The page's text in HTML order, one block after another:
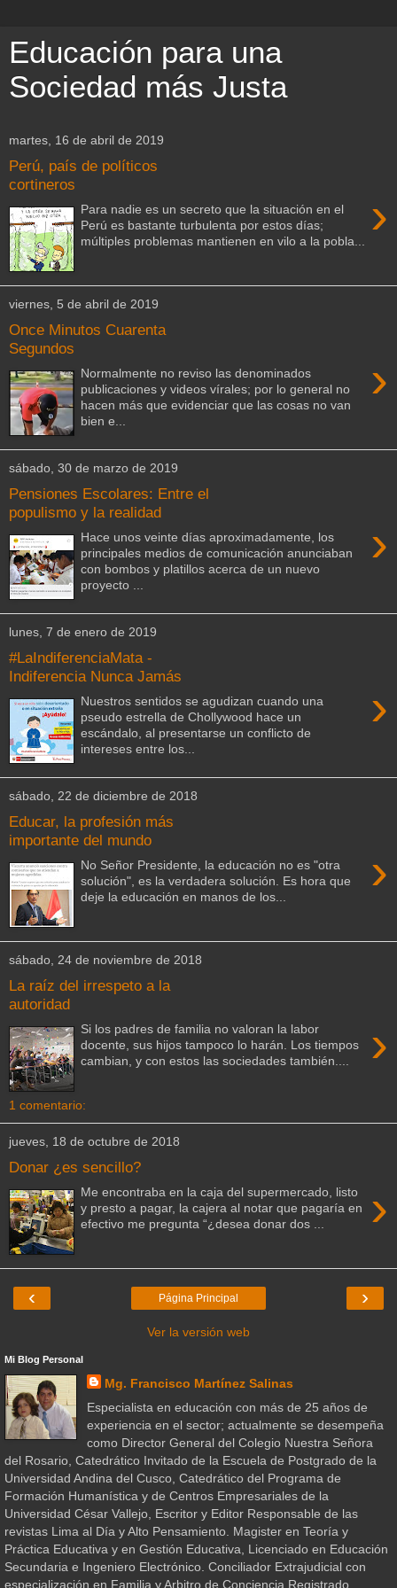
Educación para una
Sociedad más Justa
martes, 16 de abril de 2019
Perú, país de políticos
cortineros
›
Para nadie es un secreto que la situación en el
Perú es bastante turbulenta por estos días;
múltiples problemas mantienen en vilo a la pobla...
viernes, 5 de abril de 2019
Once Minutos Cuarenta
Segundos
›
Normalmente no reviso las denominados
publicaciones y videos vírales; por lo general no
hacen más que evidenciar que las cosas no van
bien e...
sábado, 30 de marzo de 2019
Pensiones Escolares: Entre el
populismo y la realidad
›
Hace unos veinte días aproximadamente, los
principales medios de comunicación anunciaban
con bombos y platillos acerca de un nuevo
proyecto ...
lunes, 7 de enero de 2019
#LaIndiferenciaMata -
Indiferencia Nunca Jamás
›
Nuestros sentidos se agudizan cuando una
pseudo estrella de Chollywood hace un
escándalo, al presentarse un conflicto de
intereses entre los...
sábado, 22 de diciembre de 2018
Educar, la profesión más
importante del mundo
›
No Señor Presidente, la educación no es "otra
solución", es la verdadera solución. Es hora que
deje la educación en manos de los...
sábado, 24 de noviembre de 2018
La raíz del irrespeto a la
autoridad
›
Si los padres de familia no valoran la labor
docente, sus hijos tampoco lo harán. Los tiempos
cambian, y con estos las sociedades también....
1 comentario:
jueves, 18 de octubre de 2018
Donar ¿es sencillo?
›
Me encontraba en la caja del supermercado, listo
y presto a pagar, la cajera al notar que pagaría en
efectivo me pregunta “¿desea donar dos ...
‹ ›
Página Principal
Ver la versión web
Mi Blog Personal
Mg. Francisco Martínez Salinas
Especialista en educación con más de 25 años de
experiencia en el sector; actualmente se desempeña
como Director General del Colegio Nuestra Señora
del Rosario, Catedrático Invitado de la Escuela de Postgrado de la
Universidad Andina del Cusco, Catedrático del Programa de
Formación Humanística y de Centros Empresariales de la
Universidad César Vallejo, Escritor y Editor Responsable de las
revistas Lima al Día y Alto Pensamiento. Magister en Teoría y
Práctica Educativa y en Gestión Educativa, Licenciado en Educación
Secundaria e Ingeniero Electrónico. Conciliador Extrajudicial con
especialización en Familia y Arbitro de Conciencia Registrado.